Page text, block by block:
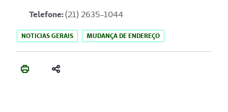
Telefone:(21) 2635-1044
NOTICIAS GERAIS MUDANÇA DE ENDEREÇO